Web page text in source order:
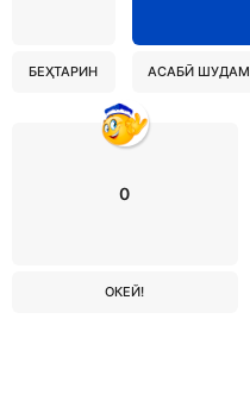
БЕҲТАРИН АСАБӢ ШУДАМ
0
ОКЕЙ!